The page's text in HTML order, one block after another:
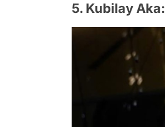
5. Kubilay Aka: